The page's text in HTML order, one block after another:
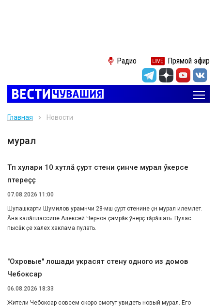
Радио Прямой эфир
Главная Новости
мурал
Тӗп хулари 10 хутлӑ ҫурт стени ҫинче мурал ӳкерсе
пӗтереҫҫӗ
07.08.2026 11:00
Шупашкарти Шумилов урамӗнчи 28-мӗш ҫурт стенине ҫӗнӗ мурал илемлетӗ.
Ӑна калӑплассипе Алексей Чернов ҫамрӑк ӳнерҫӗ тӑрӑшать. Пулас
пысӑк ӗҫе халех хаклама пулать.
"Охровые" лошади украсят стену одного из домов
Чебоксар
06.08.2026 18:33
Жители Чебоксар совсем скоро смогут увидеть новый мурал. Его